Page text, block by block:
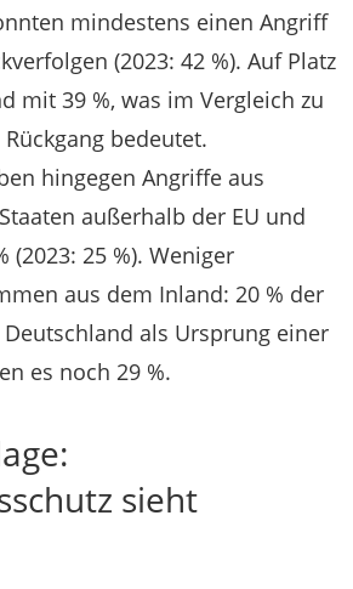
mindestens einen Angriff
(2023: 42 %). Auf Platz
mit 39 %, was im Vergleich zu
bedeutet.
hingegen Angriffe aus
außerhalb der EU und
(2023: 25 %). Weniger
aus dem Inland: 20 % der
als Ursprung einer
es noch 29 %.
sieht